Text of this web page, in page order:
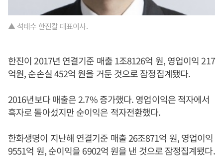
▲ 석태수 한진칼 대표이사.
한진이 2017년 연결기준 매출 1조8126억 원, 영업이익 217
억원, 순손실 452억 원을 거둔 것으로 잠정집계됐다.
2016년보다 매출은 2.7% 증가했다. 영업이익은 적자에서
흑자로 돌아섰지만 순이익은 적자전환했다.
한화생명이 지난해 연결기준 매출 26조871억 원, 영업이익
9551억 원, 순이익을 6902억 원을 낸 것으로 잠정집계됐다.